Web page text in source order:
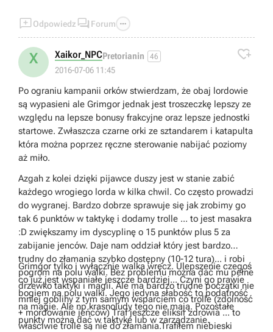
Odpowiedz  Forum 
X Xaikor_NPCPretorianin 46
2016-07-06 11:45

Po ograniu kampanii orków stwierdzam, że obaj lordowie
są wypasieni ale Grimgor jednak jest troszeczkę lepszy ze
względu na lepsze bonusy frakcyjne oraz lepsze jednostki
startowe. Zwłaszcza czarne orki ze sztandarem i katapulta
która można poprzez ręczne sterowanie nabijać poziomy
aż miło.
Azgah z kolei dzięki pijawce duszy jest w stanie zabić
każdego wrogiego lorda w kilka chwil. Co często prowadzi
do wygranej. Bardzo dobrze sprawuje się jak zrobimy go
tak 6 punktów w taktykę i dodamy trolle ... to jest masakra
:D zwiększamy im dyscyplinę o 15 punktów plus 5 za
zabijanie jenców. Daje nam oddział który jest bardzo
trudny do złamania szybko dostępny (10-12 tura)... i robi
pogrom na polu walki. Bez problemu można dać mu pełne
drzewko taktyki i magii. Ale ma bardzo trudne początki nie
mniej gobliny z tym samym wsparciem co trolle (zdolność
+ mordowanie jeńców) Traf jeszcze eliksir zdrowia ... to
właściwie trolle są nie do złamania.Trafiłem niebieski
Grimgor tylko i wyłącznie walka wręcz. Ulepszenie czegoś
co już jest wspaniałe jeszcze bardziej... Czyni go prawie
bogiem na polu walki. Jego jedyna słabość to podatność
na magie. Ale np krasnoludy tego nie mają. Pozostałe
punkty można dać w taktyke lub w zarządzanie.